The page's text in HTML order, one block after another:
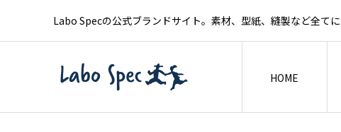
Labo Specの公式ブランドサイト。素材、型紙、縫製など全て
HOME